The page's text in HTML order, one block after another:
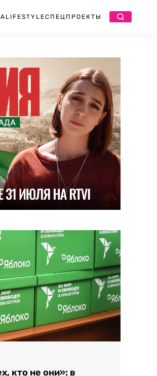
LIFESTYLEСПЕЦПРОЕКТЫ
кто не они»: в